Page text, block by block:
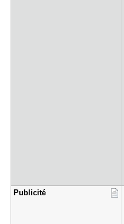
Publicité